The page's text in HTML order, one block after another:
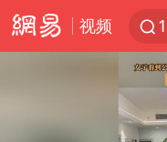
视频